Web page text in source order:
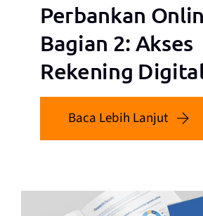
Perbankan
Bagian 2: Akses
Rekening
Baca Lebih Lanjut